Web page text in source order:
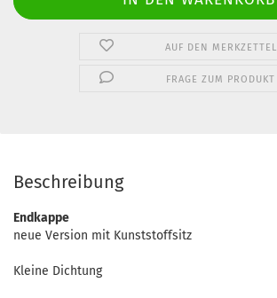
AUF DEN MERKZETTEL
FRAGE ZUM PRODUKT
Beschreibung
Endkappe
neue Version mit Kunststoffsitz
Kleine Dichtung